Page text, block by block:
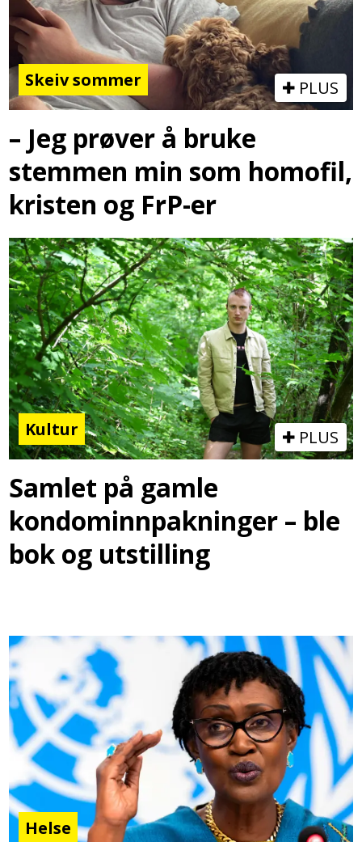
Skeiv sommer PLUS
– Jeg prøver å bruke
stemmen min som homofil,
kristen og FrP-er
Kultur PLUS
Samlet på gamle
kondominnpakninger – ble
bok og utstilling
Helse